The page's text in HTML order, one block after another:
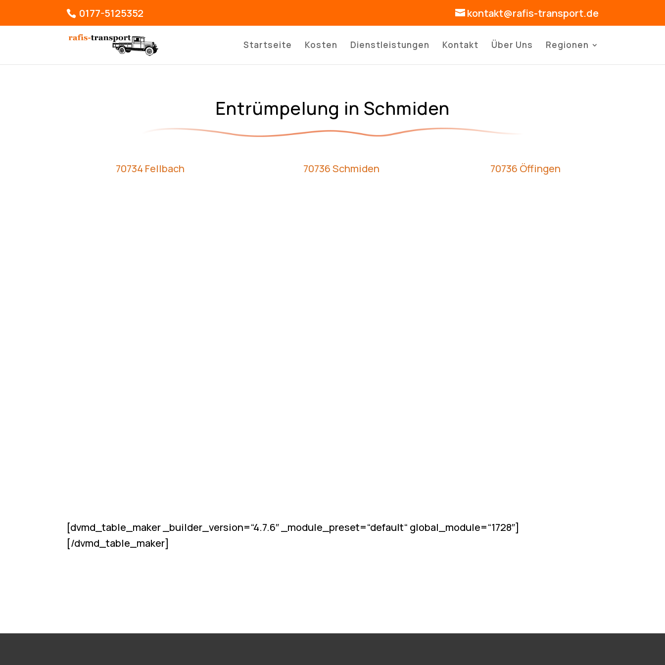
0177-5125352 kontakt@rafis-transport.de
Startseite Kosten Dienstleistungen Kontakt Über Uns Regionen
Entrümpelung in Schmiden
70734 Fellbach 70736 Schmiden 70736 Öffingen
[dvmd_table_maker _builder_version=“4.7.6″ _module_preset=“default“ global_module=“1728″]
[/dvmd_table_maker]